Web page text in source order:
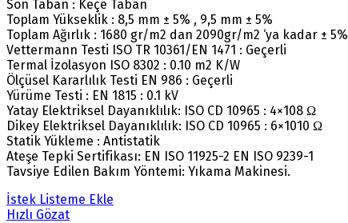
Son Taban : Keçe Taban
Toplam Yükseklik : 8,5 mm ± 5% , 9,5 mm ± 5%
Toplam Ağırlık : 1680 gr/m2 dan 2090gr/m2 ‘ya kadar ± 5%
Vettermann Testi ISO TR 10361/EN 1471 : Geçerli
Termal İzolasyon ISO 8302 : 0.10 m2 K/W
Ölçüsel Kararlılık Testi EN 986 : Geçerli
Yürüme Testi : EN 1815 : 0.1 kV
Yatay Elektriksel Dayanıklılık: ISO CD 10965 : 4×108 Ω
Dikey Elektriksel Dayanıklılık: ISO CD 10965 : 6×1010 Ω
Statik Yükleme : Antistatik
Ateşe Tepki Sertifikası: EN ISO 11925-2 EN ISO 9239-1
Tavsiye Edilen Bakım Yöntemi: Yıkama Makinesi.
İstek Listeme Ekle
Hızlı Gözat